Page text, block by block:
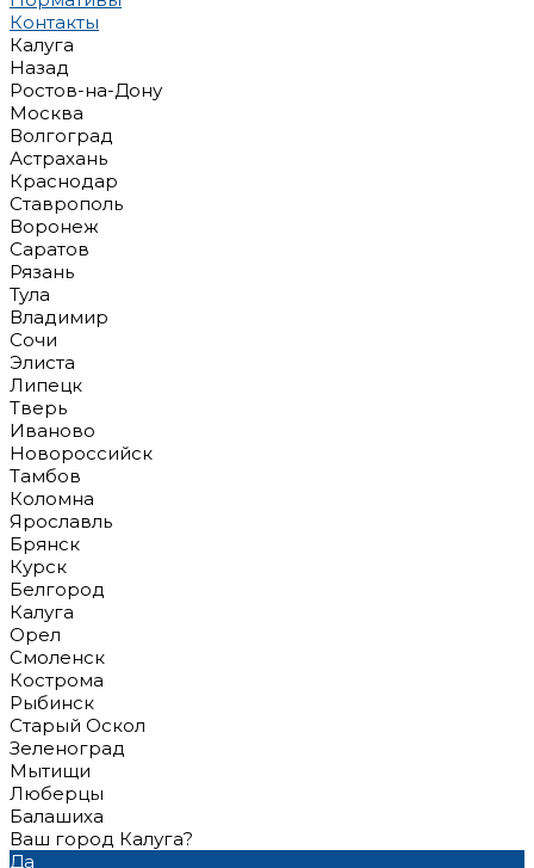
Контакты
Калуга
Назад
Ростов-на-Дону
Москва
Волгоград
Астрахань
Краснодар
Ставрополь
Воронеж
Саратов
Рязань
Тула
Владимир
Сочи
Элиста
Липецк
Тверь
Иваново
Новороссийск
Тамбов
Коломна
Ярославль
Брянск
Курск
Белгород
Калуга
Орел
Смоленск
Кострома
Рыбинск
Старый Оскол
Зеленоград
Мытищи
Люберцы
Балашиха
Ваш город Калуга?
Да